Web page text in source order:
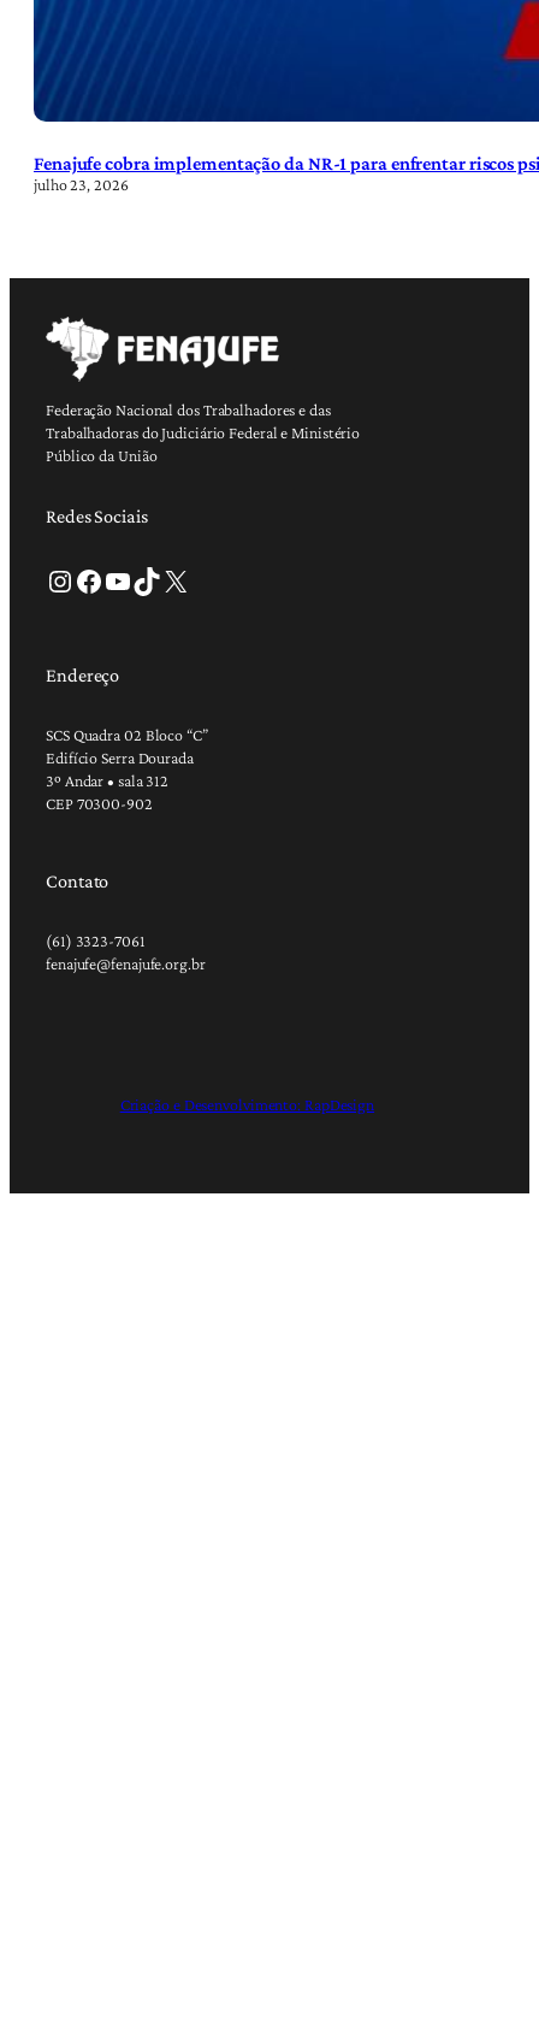
Fenajufe cobra implementação da NR-1 para enfrentar riscos
julho 23, 2026
Federação Nacional dos Trabalhadores e das
Trabalhadoras do Judiciário Federal e Ministério
Público da União
Redes Sociais
Instagram Facebook Youtube TikTok X
Endereço
SCS Quadra 02 Bloco “C”
Edifício Serra Dourada
3º Andar • sala 312
CEP 70300-902
Contato
(61) 3323-7061
fenajufe@fenajufe.org.br
Criação e Desenvolvimento: RapDesign